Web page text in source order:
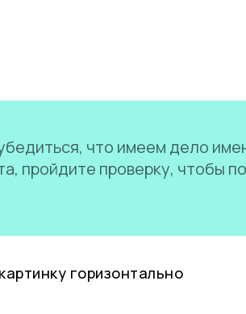
что имеем дело
пройдите проверку, чтобы
горизонтально